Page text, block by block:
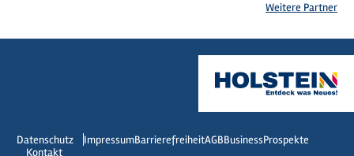
Weitere Partner
Datenschutz ImpressumBarrierefreiheitAGBBusinessProspekte
Kontakt